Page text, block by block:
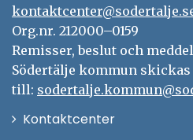
Org.nr. 212000–0159
Remisser, beslut och
Södertälje kommun skickas
till:
KontaktcenterÖppna